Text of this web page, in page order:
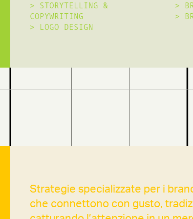
> STORYTELLING &
COPYWRITING
>
LOGO DESIGN
>
>
Strategie specializzate per i
che connettono con gusto,